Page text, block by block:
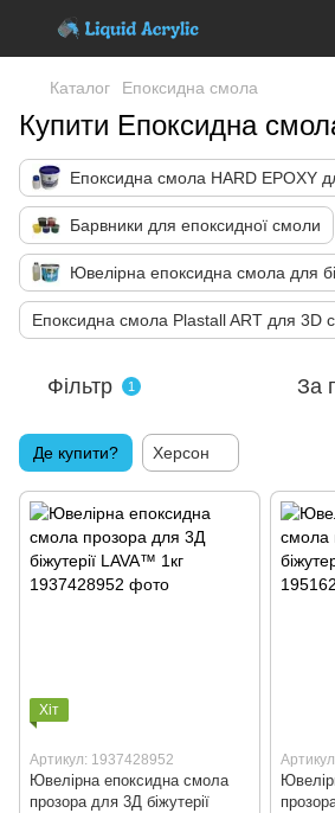
Каталог Епоксидна смола
Купити Епоксидна
Епоксидна смола HARD EPOXY
Барвники для епоксидної смоли
Ювелірна епоксидна смола для
Епоксидна смола Plastall ART для 3D
Фільтр 1 За
Де купити? Херсон
Хіт
Артикул: 1937428952
Ювелірна епоксидна смола
прозора для 3Д біжутерії